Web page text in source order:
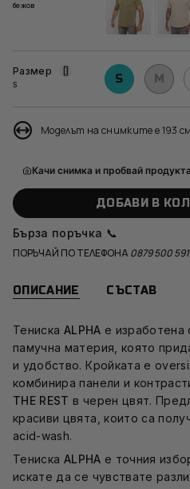
бежов
Размер
S S M
Моделът на снимките е 193
Качи снимка и пробвай продукта
ДОБАВИ В
Бърза поръчка 📞
ПОРЪЧАЙ ПО ТЕЛЕФОНА 0879 500 591
ОПИСАНИЕ СЪСТАВ
Тениска ALPHA е изработена
памучна материя, която
и удобство. Кройката е
комбинира панели и
THE REST в черен цвят.
красиви цвята, които са
acid-wash.
Тениска ALPHA е точния
искате да се чувствате